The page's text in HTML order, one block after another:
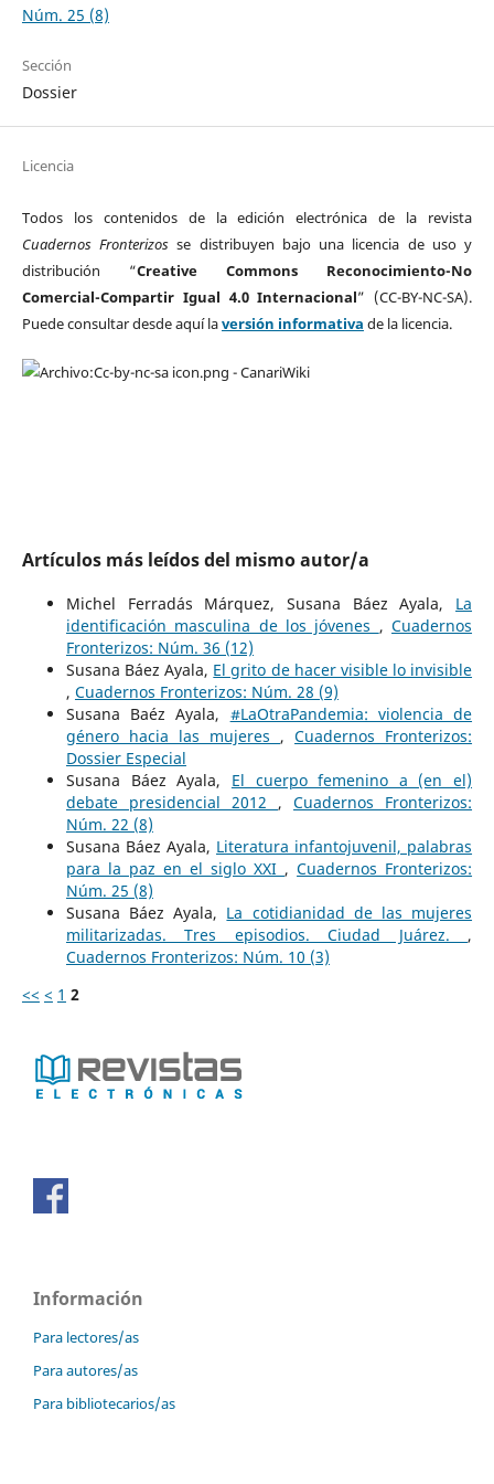
Núm. 25 (8)
Sección
Dossier
Licencia
Todos los contenidos de la edición electrónica de la revista
Cuadernos Fronterizos se distribuyen bajo una licencia de uso y
distribución “Creative Commons Reconocimiento-No
Comercial-Compartir Igual 4.0 Internacional” (CC-BY-NC-SA).
Puede consultar desde aquí laversión informativa de la licencia.
Artículos más leídos del mismo autor/a
Michel Ferradás Márquez, Susana Báez Ayala, La
identificación masculina de los jóvenes ,Cuadernos
Fronterizos: Núm. 36 (12)
Susana Báez Ayala, El grito de hacer visible lo invisible
, Cuadernos Fronterizos: Núm. 28 (9)
Susana Baéz Ayala, #LaOtraPandemia: violencia de
género hacia las mujeres ,Cuadernos Fronterizos:
Dossier Especial
Susana Báez Ayala, El cuerpo femenino a (en el)
debate presidencial 2012 ,Cuadernos Fronterizos:
Núm. 22 (8)
Susana Báez Ayala, Literatura infantojuvenil, palabras
para la paz en el siglo XXI ,Cuadernos Fronterizos:
Núm. 25 (8)
Susana Báez Ayala, La cotidianidad de las mujeres
militarizadas. Tres episodios. Ciudad Juárez. ,
Cuadernos Fronterizos: Núm. 10 (3)
<< < 1 2
Información
Para lectores/as
Para autores/as
Para bibliotecarios/as